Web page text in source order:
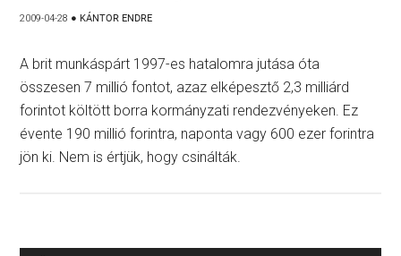
2009-04-28 ● KÁNTOR ENDRE
A brit munkáspárt 1997-es hatalomra jutása óta
összesen 7 millió fontot, azaz elképesztő 2,3 milliárd
forintot költött borra kormányzati rendezvényeken. Ez
évente 190 millió forintra, naponta vagy 600 ezer forintra
jön ki. Nem is értjük, hogy csinálták.